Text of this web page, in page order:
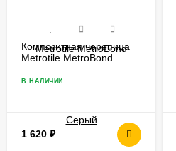
Композитная черепица
Metrotile MetroBond
В НАЛИЧИИ
1 620 ₽